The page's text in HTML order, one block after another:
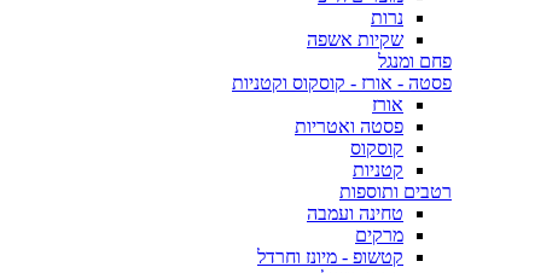
נרות
שקיות אשפה
פחם ומנגל
פסטה - אורז - קוסקוס וקטניות
אורז
פסטה ואטריות
קוסקוס
קטניות
רטבים ותוספות
טחינה ועמבה
מרקים
קטשופ - מיונז וחרדל